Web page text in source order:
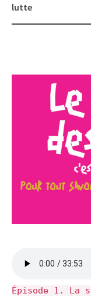
lutte
Épisode 1. La